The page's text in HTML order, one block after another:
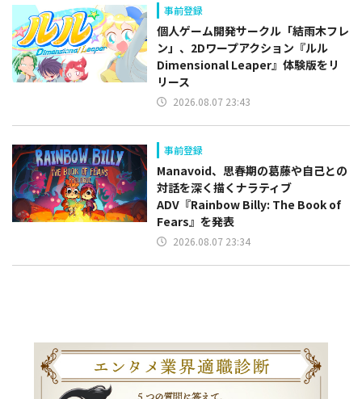
事前登録
個人ゲーム開発サークル「結雨木フレ
ン」、2Dワープアクション『ルル
Dimensional Leaper』体験版をリ
リース
2026.08.07 23:43
事前登録
Manavoid、思春期の葛藤や自己との
対話を深く描くナラティブ
ADV『Rainbow Billy: The Book of
Fears』を発表
2026.08.07 23:34